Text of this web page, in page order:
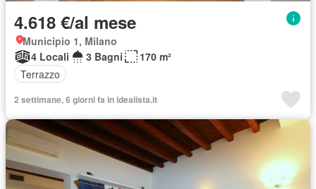
4.618 €/al mese
Municipio 1, Milano
4 Locali
3 Bagni
170 m²
Terrazzo
2 settimane, 6 giorni fa in idealista.it